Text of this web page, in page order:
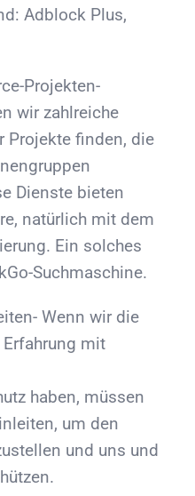
Adblock Plus,
Projekten-
wir zahlreiche
Projekte finden, die
Dienste bieten
natürlich mit dem
Ein solches
Suchmaschine.
Wenn wir die
mit
haben, müssen
um den
und uns und